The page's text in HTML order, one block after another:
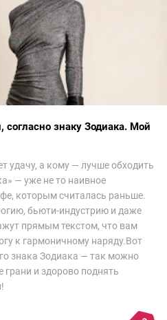
согласно знаку Зодиака. Мой
удачу, а кому — лучше обходить
— уже не то наивное
которым считалась раньше.
бьюти-индустрию и даже
прямым текстом, что вам
к гармоничному наряду.Вот
знака Зодиака — так можно
и здорово поднять